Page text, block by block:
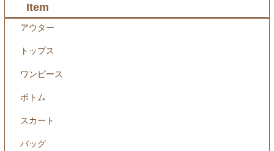
Item
アウター
トップス
ワンピース
ボトム
スカート
バッグ